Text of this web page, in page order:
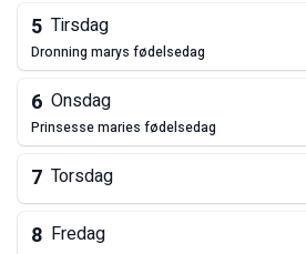
5 Tirsdag
dronning marys fødelsedag
6 Onsdag
prinsesse maries fødelsedag
7 Torsdag
8 Fredag